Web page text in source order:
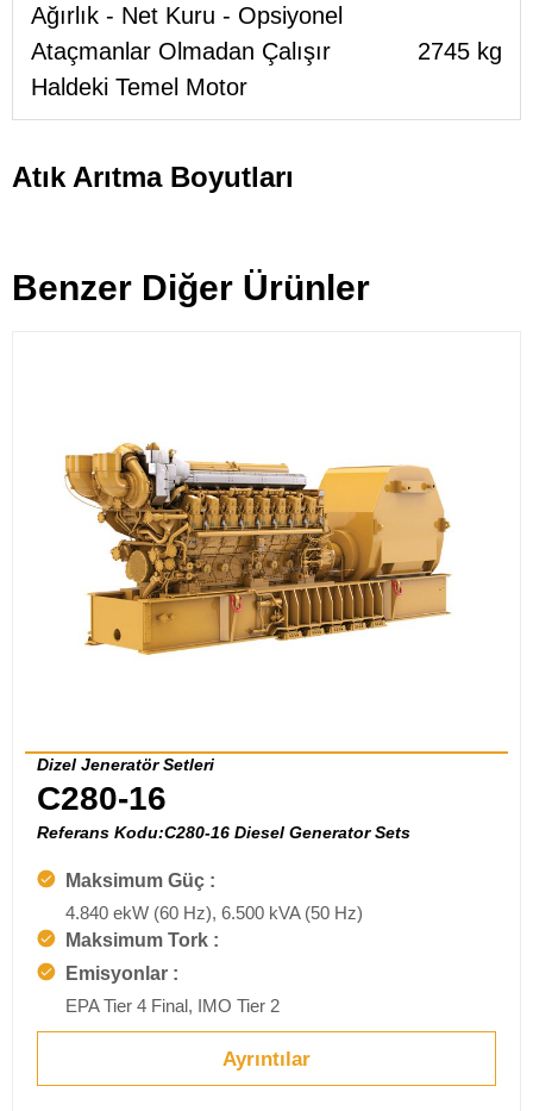
Ağırlık - Net Kuru - Opsiyonel
Ataçmanlar Olmadan Çalışır
Haldeki Temel Motor
2745 kg
Atık Arıtma Boyutları
Benzer Diğer Ürünler
Dizel Jeneratör Setleri
C280-16
Referans Kodu:C280-16 Diesel Generator Sets
Maksimum Güç :
4.840 ekW (60 Hz), 6.500 kVA (50 Hz)
Maksimum Tork :
Emisyonlar :
EPA Tier 4 Final, IMO Tier 2
Ayrıntılar